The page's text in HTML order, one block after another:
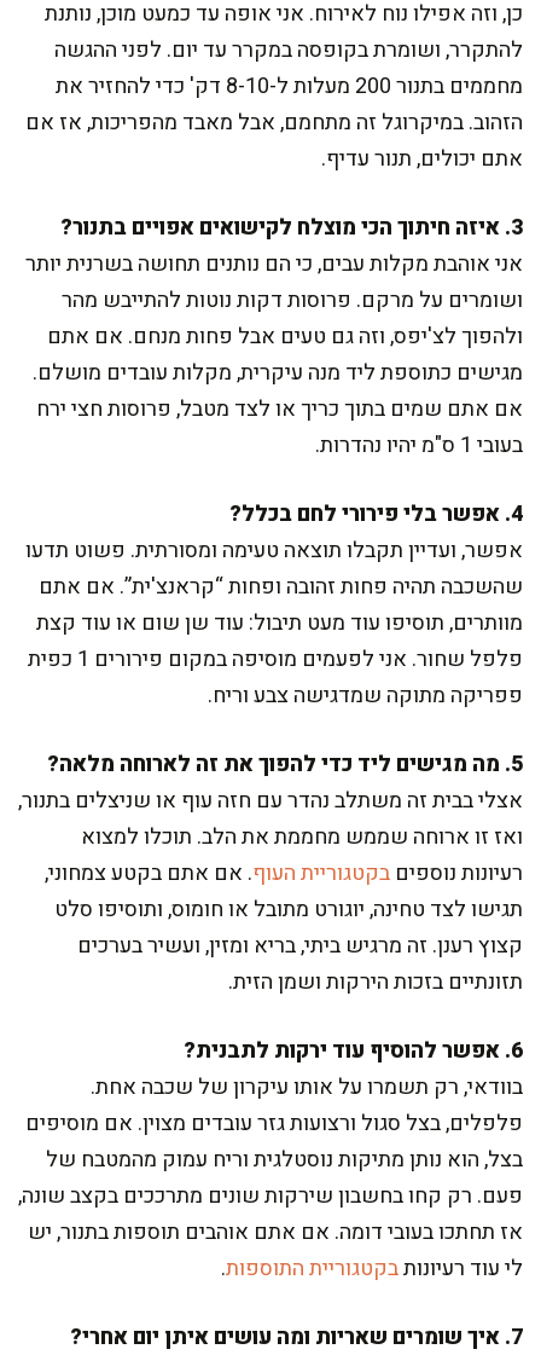
כן, וזה אפילו נוח לאירוח. אני אופה עד כמעט מוכן, נותנת
להתקרר, ושומרת בקופסה במקרר עד יום. לפני ההגשה
מחממים בתנור 200 מעלות ל-8-10 דק' כדי להחזיר את
הזהוב. במיקרוגל זה מתחמם, אבל מאבד מהפריכות, אז אם
אתם יכולים, תנור עדיף.
3. איזה חיתוך הכי מוצלח לקישואים אפויים בתנור?
אני אוהבת מקלות עבים, כי הם נותנים תחושה בשרנית יותר
ושומרים על מרקם. פרוסות דקות נוטות להתייבש מהר
ולהפוך לצ'יפס, וזה גם טעים אבל פחות מנחם. אם אתם
מגישים כתוספת ליד מנה עיקרית, מקלות עובדים מושלם.
אם אתם שמים בתוך כריך או לצד מטבל, פרוסות חצי ירח
בעובי 1 ס"מ יהיו נהדרות.
4. אפשר בלי פירורי לחם בכלל?
אפשר, ועדיין תקבלו תוצאה טעימה ומסורתית. פשוט תדעו
שהשכבה תהיה פחות זהובה ופחות “קראנצ'ית”. אם אתם
מוותרים, תוסיפו עוד מעט תיבול: עוד שן שום או עוד קצת
פלפל שחור. אני לפעמים מוסיפה במקום פירורים 1 כפית
פפריקה מתוקה שמדגישה צבע וריח.
5. מה מגישים ליד כדי להפוך את זה לארוחה מלאה?
אצלי בבית זה משתלב נהדר עם חזה עוף או שניצלים בתנור,
ואז זו ארוחה שממש מחממת את הלב. תוכלו למצוא
רעיונות נוספים בקטגוריית העוף. אם אתם בקטע צמחוני,
תגישו לצד טחינה, יוגורט מתובל או חומוס, ותוסיפו סלט
קצוץ רענן. זה מרגיש ביתי, בריא ומזין, ועשיר בערכים
תזונתיים בזכות הירקות ושמן הזית.
6. אפשר להוסיף עוד ירקות לתבנית?
בוודאי, רק תשמרו על אותו עיקרון של שכבה אחת.
פלפלים, בצל סגול ורצועות גזר עובדים מצוין. אם מוסיפים
בצל, הוא נותן מתיקות נוסטלגית וריח עמוק מהמטבח של
פעם. רק קחו בחשבון שירקות שונים מתרככים בקצב שונה,
אז תחתכו בעובי דומה. אם אתם אוהבים תוספות בתנור, יש
לי עוד רעיונותבקטגוריית התוספות.
7. איך שומרים שאריות ומה עושים איתן יום אחרי?